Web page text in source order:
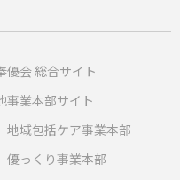
優会 総合サイト
事業本部サイト
地域包括ケア事業本部
優っくり事業本部